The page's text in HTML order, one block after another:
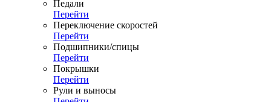
Педали
Перейти
Переключение скоростей
Перейти
Подшипники/спицы
Перейти
Покрышки
Перейти
Рули и выносы